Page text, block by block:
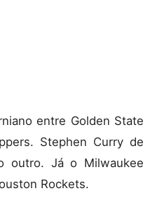
entre Golden State
Stephen Curry de
outro. Já o Milwaukee
Rockets.